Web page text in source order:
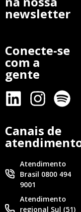
newsletter
Conecte-se
com a
gente
Canais de
Atendimento
Brasil 0800 494
9001
Atendimento
regional Sul (51)